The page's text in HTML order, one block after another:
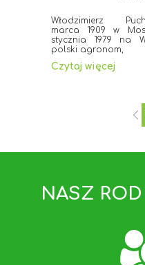
Włodzimierz
marca 1909 w
stycznia 1979 na
polski agronom,
Czytaj więcej
NASZ